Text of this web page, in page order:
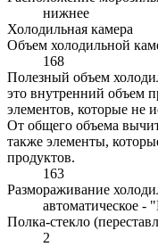
нижнее
Холодильная камера
Объем холодильной
168
Полезный объем
это внутренний объем
элементов, которые не
От общего объема
также элементы,
продуктов.
163
Размораживание
автоматическое -
Полка-стекло
2